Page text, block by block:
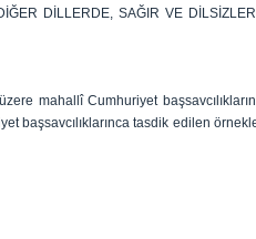
DİLLERDE, SAĞIR VE
mahallî Cumhuriyet
tasdik edilen